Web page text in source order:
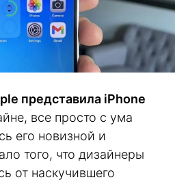
представила iPhone
все просто с ума
его новизной и
того, что дизайнеры
от наскучившего